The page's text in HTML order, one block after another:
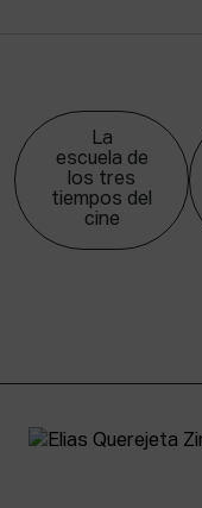
La
escuela de
los tres
tiempos del
cine